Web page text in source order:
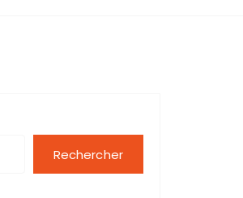
Rechercher